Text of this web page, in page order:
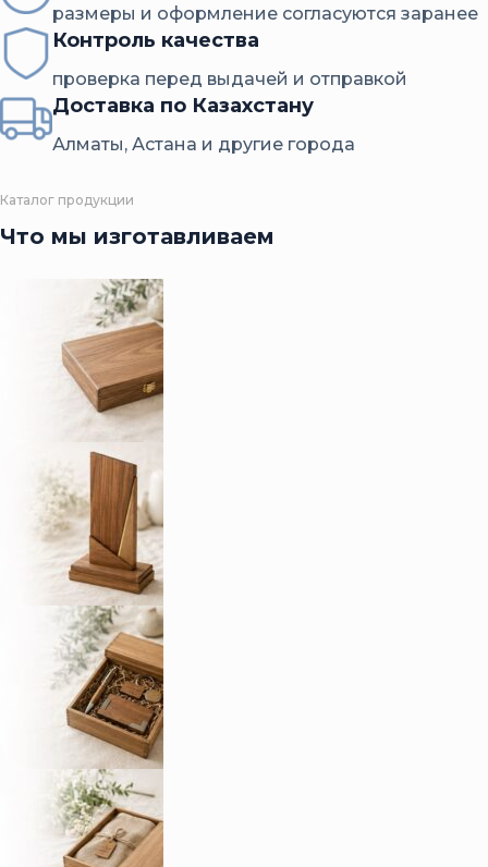
размеры и оформление согласуются заранее
Контроль качества
проверка перед выдачей и отправкой
Доставка по Казахстану
Алматы, Астана и другие города
Каталог продукции
Что мы изготавливаем
Футляры и кейсы
Для наград, книг, сувениров и подарочных
комплектов.
Награды и плакетки
Памятные адреса, дипломы и наградные
комплекты.
Корпоративные подарки
Бизнес-сувениры и изделия с фирменным стилем.